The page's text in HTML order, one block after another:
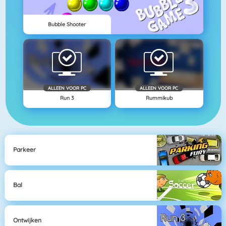
Bubble Shooter
ALLEEN VOOR PC
Run 3
ALLEEN VOOR PC
Rummikub
Parkeer
Bal
Ontwijken